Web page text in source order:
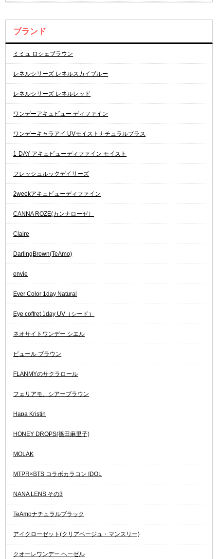
ブランド
ミミュ ロシェブラウン
レネルシリーズ レネルスカイブルー
レネルシリーズ レネルレッド
ワンデーアキュビュー ディファイン
ワンデーキャラアイ UVモイストナチュラルプラス
1-DAY アキュビューディファイン モイスト
フレッシュルックデイリーズ
2weekアキュビューディファイン
CANNA ROZE(カンナローゼ）
Claire
DarlingBrown(TeAmo)
envie
Ever Color 1day Natural
Eye coffret 1day UV（シード）
ネオサイトワンデー シエル
ピュール ブラウン
FLANMYのサクラロール
フェリアモ、シアーブラウン
Hapa Kristin
HONEY DROPS(篠田麻里子)
MOLAK
MTPR×BTS コラボカラコン IDOL
NANA LENS その3
TeAmoナチュラルブラック
アイクローゼット(クリアベージュ・マンスリー)
クオーレワンデー ヘーゼル